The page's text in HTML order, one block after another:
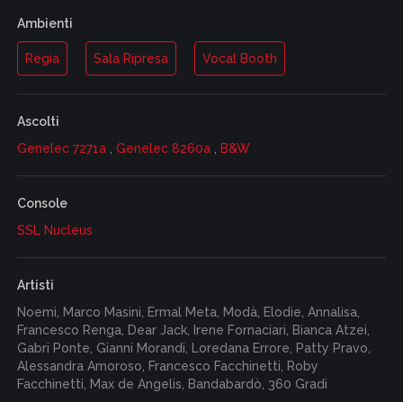
Ambienti
Regia Sala Ripresa Vocal Booth
Ascolti
Genelec 7271a, Genelec 8260a, B&W
Console
SSL Nucleus
Artisti
Noemi, Marco Masini, Ermal Meta, Modà, Elodie, Annalisa,
Francesco Renga, Dear Jack, Irene Fornaciari, Bianca Atzei,
Gabri Ponte, Gianni Morandi, Loredana Errore, Patty Pravo,
Alessandra Amoroso, Francesco Facchinetti, Roby
Facchinetti, Max de Angelis, Bandabardò, 360 Gradi